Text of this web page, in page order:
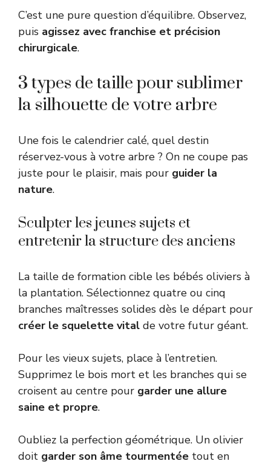
C’est une pure question d’équilibre. Observez,
puis agissez avec franchise et précision
chirurgicale.
3 types de taille pour sublimer
la silhouette de votre arbre
Une fois le calendrier calé, quel destin
réservez-vous à votre arbre ? On ne coupe pas
juste pour le plaisir, mais pour guider la
nature.
Sculpter les jeunes sujets et
entretenir la structure des anciens
La taille de formation cible les bébés oliviers à
la plantation. Sélectionnez quatre ou cinq
branches maîtresses solides dès le départ pour
créer le squelette vital de votre futur géant.
Pour les vieux sujets, place à l’entretien.
Supprimez le bois mort et les branches qui se
croisent au centre pour garder une allure
saine et propre.
Oubliez la perfection géométrique. Un olivier
doit garder son âme tourmentée tout en